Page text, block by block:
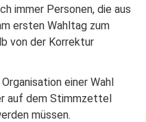
immer Personen, die aus
ersten Wahltag zum
von der Korrektur
einer Wahl
auf dem Stimmzettel
müssen.